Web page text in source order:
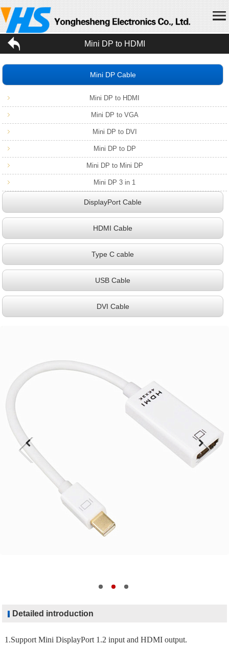
Home
News
Contact us
Chinese
Mini DP to HDMI
Mini DP Cable
Mini DP to HDMI
Mini DP to VGA
Mini DP to DVI
Mini DP to DP
Mini DP to Mini DP
Mini DP 3 in 1
DisplayPort Cable
HDMI Cable
Type C cable
USB Cable
DVI Cable
Detailed introduction
1.Support Mini DisplayPort 1.2 input and HDMI output.